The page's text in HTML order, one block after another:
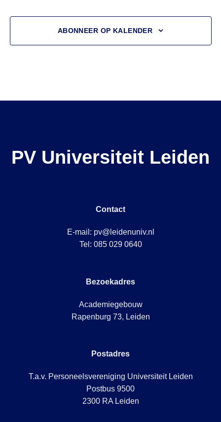
ABONNEER OP KALENDER
PV Universiteit Leiden
Contact
E-mail: pv@leidenuniv.nl
Tel: 085 029 0640
Bezoekadres
Academiegebouw
Rapenburg 73, Leiden
Postadres
T.a.v. Personeelsvereniging Universiteit Leiden
Postbus 9500
2300 RA Leiden